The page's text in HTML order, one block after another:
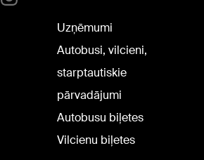
Uzņēmumi
Autobusi, vilcieni,
starptautiskie
pārvadājumi
Autobusu biļetes
Vilcienu biļetes